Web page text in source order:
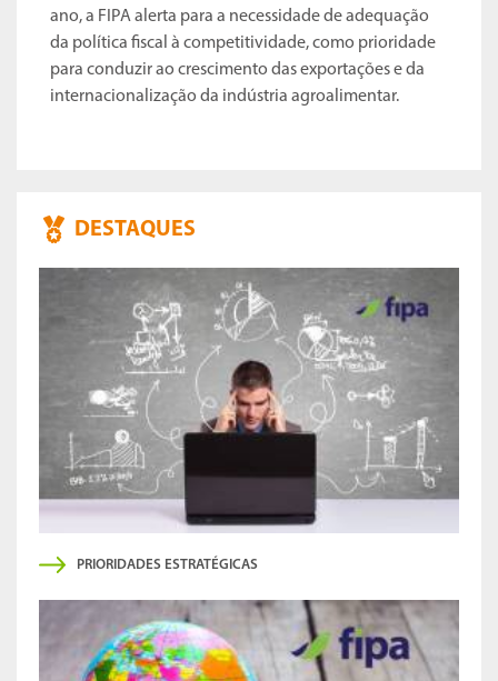
ano, a FIPA alerta para a necessidade de adequação
da política fiscal à competitividade, como prioridade
para conduzir ao crescimento das exportações e da
internacionalização da indústria agroalimentar.
DESTAQUES
PRIORIDADES ESTRATÉGICAS